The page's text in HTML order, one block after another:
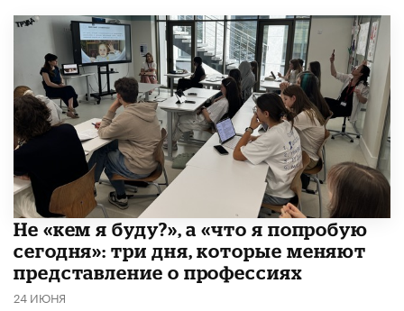
Не «кем я буду?», а «что я попробую
сегодня»: три дня, которые меняют
представление о профессиях
24 ИЮНЯ